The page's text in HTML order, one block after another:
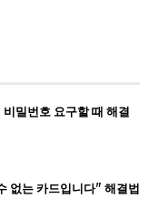
밀번호 요구할 때 해결
없는 카드입니다" 해결법